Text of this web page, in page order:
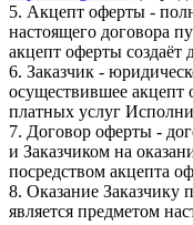
5. Акцепт оферты -
настоящего договора
акцепт оферты создаёт
6. Заказчик -
осуществившее акцепт
платных услуг
7. Договор оферты -
и Заказчиком на
посредством акцепта
8. Оказание Заказчику
является предметом